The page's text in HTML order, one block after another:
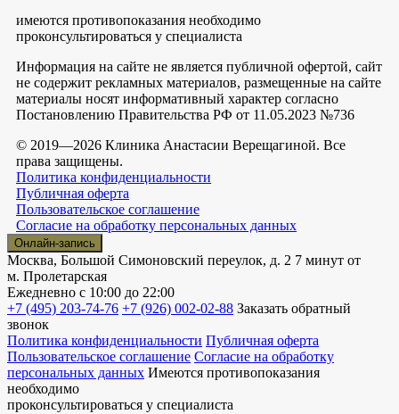
имеются противопоказания необходимо
проконсультироваться у специалиста
Информация на сайте не является публичной офертой, сайт
не содержит рекламных материалов, размещенные на сайте
материалы носят информативный характер согласно
Постановлению Правительства РФ от 11.05.2023 №736
© 2019—2026 Клиника Анастасии Верещагиной. Все
права защищены.
Политика конфиденциальности
Публичная оферта
Пользовательское соглашение
Согласие на обработку персональных данных
Онлайн-запись
Москва, Большой Симоновский переулок, д. 2 7 минут от
м. Пролетарская
Ежедневно с 10:00 до 22:00
+7 (495) 203-74-76 +7 (926) 002-02-88 Заказать обратный
звонок
Политика конфиденциальности Публичная оферта
Пользовательское соглашение Согласие на обработку
персональных данных Имеются противопоказания
необходимо
проконсультироваться у специалиста